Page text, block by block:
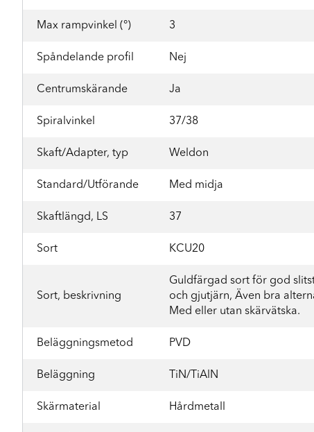
Max rampvinkel (°) 3
Spåndelande profil Nej
Centrumskärande Ja
Spiralvinkel 37/38
Skaft/Adapter, typ Weldon
Standard/Utförande Med midja
Skaftlängd, LS 37
Sort KCU20
Sort, beskrivning
Guldfärgad sort för god
och gjutjärn, Även bra
Med eller utan skärvätska.
Beläggningsmetod PVD
Beläggning TiN/TiAlN
Skärmaterial Hårdmetall